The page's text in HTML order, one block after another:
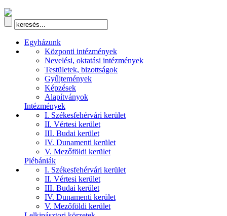
Egyházunk
Központi intézmények
Nevelési, oktatási intézmények
Testületek, bizottságok
Gyűjtemények
Képzések
Alapítványok
Intézmények
I. Székesfehérvári kerület
II. Vértesi kerület
III. Budai kerület
IV. Dunamenti kerület
V. Mezőföldi kerület
Plébániák
I. Székesfehérvári kerület
II. Vértesi kerület
III. Budai kerület
IV. Dunamenti kerület
V. Mezőföldi kerület